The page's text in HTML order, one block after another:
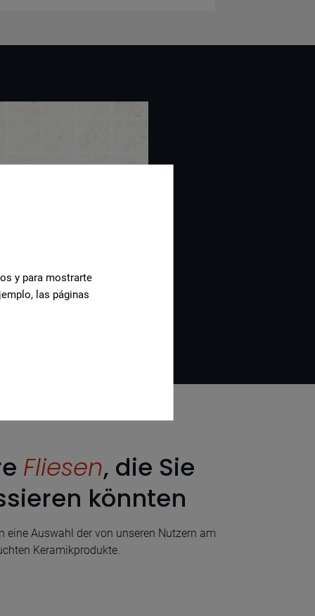
Fliesen, die Sie
könnten
eine Auswahl der von unseren Nutzern am
Keramikprodukte.
y para mostrarte
las páginas